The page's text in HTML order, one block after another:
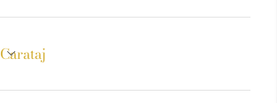
Carataj